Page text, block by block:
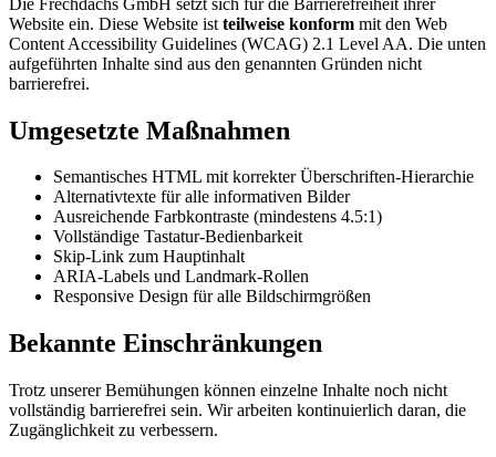
Website ein. Diese Website ist teilweise konform mit den Web
Content Accessibility Guidelines (WCAG) 2.1 Level AA. Die unten
aufgeführten Inhalte sind aus den genannten Gründen nicht
barrierefrei.
Umgesetzte Maßnahmen
Semantisches HTML mit korrekter Überschriften-Hierarchie
Alternativtexte für alle informativen Bilder
Ausreichende Farbkontraste (mindestens 4.5:1)
Vollständige Tastatur-Bedienbarkeit
Skip-Link zum Hauptinhalt
ARIA-Labels und Landmark-Rollen
Responsive Design für alle Bildschirmgrößen
Bekannte Einschränkungen
Trotz unserer Bemühungen können einzelne Inhalte noch nicht
vollständig barrierefrei sein. Wir arbeiten kontinuierlich daran, die
Zugänglichkeit zu verbessern.